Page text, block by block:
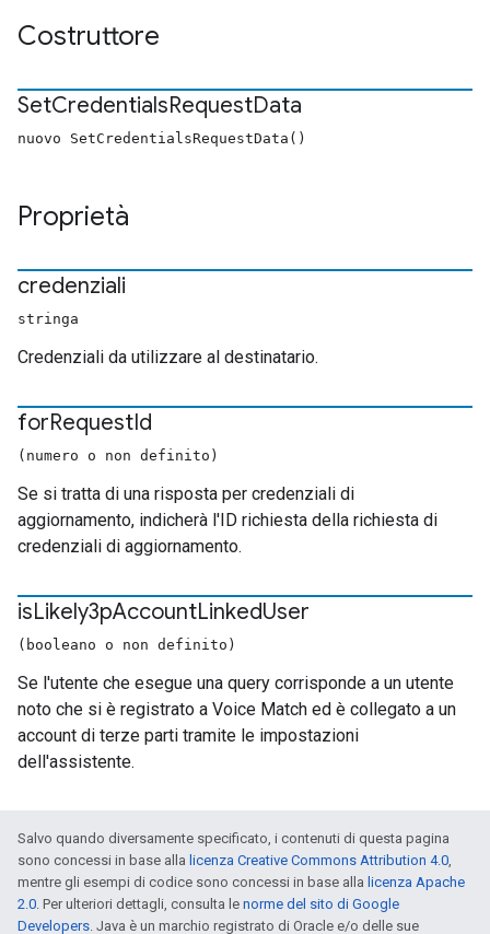
Costruttore
SetCredentialsRequestData
nuovo SetCredentialsRequestData()
Proprietà
credenziali
stringa
Credenziali da utilizzare al destinatario.
forRequestId
(numero o non definito)
Se si tratta di una risposta per credenziali di
aggiornamento, indicherà l'ID richiesta della richiesta di
credenziali di aggiornamento.
isLikely3pAccountLinkedUser
(booleano o non definito)
Se l'utente che esegue una query corrisponde a un utente
noto che si è registrato a Voice Match ed è collegato a un
account di terze parti tramite le impostazioni
dell'assistente.
Salvo quando diversamente specificato, i contenuti di questa pagina
sono concessi in base alla licenza Creative Commons Attribution 4.0,
mentre gli esempi di codice sono concessi in base alla licenza Apache
2.0. Per ulteriori dettagli, consulta le norme del sito di Google
Developers. Java è un marchio registrato di Oracle e/o delle sue